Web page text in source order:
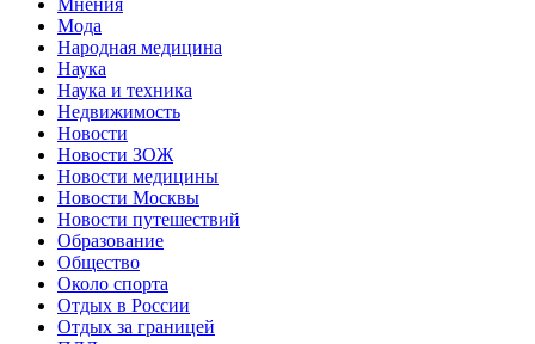
Мода
Народная медицина
Наука
Наука и техника
Недвижимость
Новости
Новости ЗОЖ
Новости медицины
Новости Москвы
Новости путешествий
Образование
Общество
Около спорта
Отдых в России
Отдых за границей